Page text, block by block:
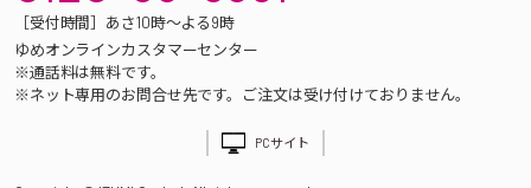
［受付時間］あさ10時～よる9時
ゆめオンラインカスタマーセンター
※通話料は無料です。
※ネット専用のお問合せ先です。ご注文は受け付けておりません。
PCサイト